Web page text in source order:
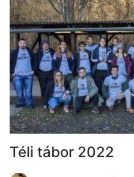
Téli tábor 2022